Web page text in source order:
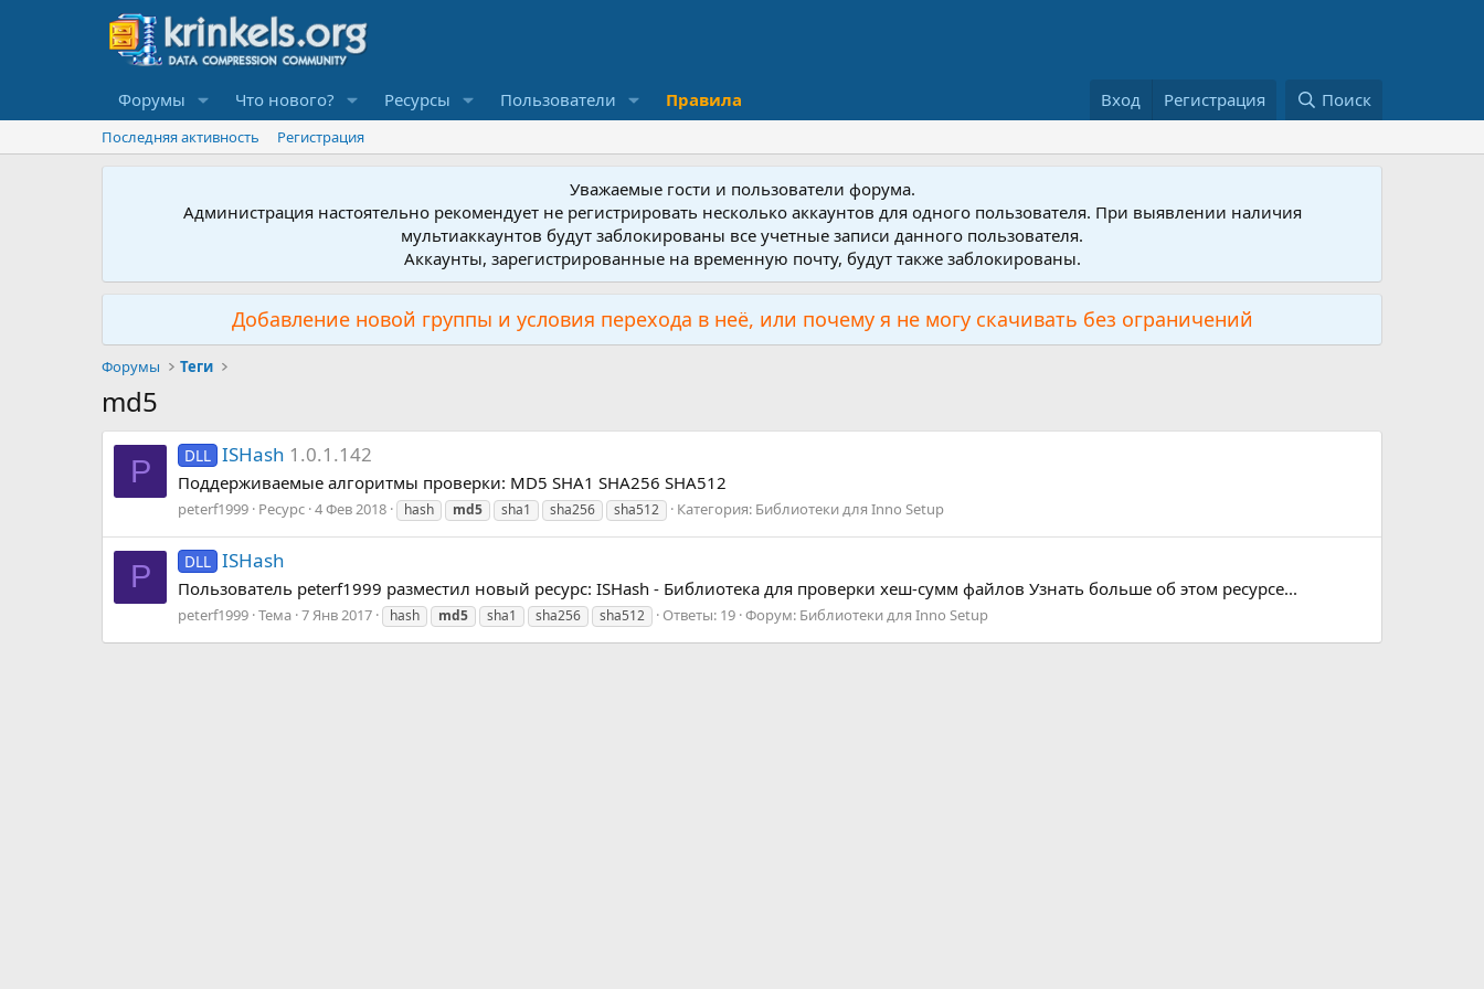
Форумы Что нового? Ресурсы Пользователи Правила Вход Регистрация Поиск
Последняя активность Регистрация
Уважаемые гости и пользователи форума.
Администрация настоятельно рекомендует не регистрировать несколько аккаунтов для одного пользователя. При выявлении наличия
мультиаккаунтов будут заблокированы все учетные записи данного пользователя.
Аккаунты, зарегистрированные на временную почту, будут также заблокированы.
Добавление новой группы и условия перехода в неё, или почему я не могу скачивать без ограничений
Форумы Теги
md5
P DLL ISHash 1.0.1.142
Поддерживаемые алгоритмы проверки: MD5 SHA1 SHA256 SHA512
peterf1999 Ресурс 4 Фев 2018 hash md5 sha1 sha256 sha512 Категория: Библиотеки для Inno Setup
P DLL ISHash
Пользователь peterf1999 разместил новый ресурс: ISHash - Библиотека для проверки хеш-сумм файлов Узнать больше об этом ресурсе...
peterf1999 Тема 7 Янв 2017 hash md5 sha1 sha256 sha512 Ответы: 19 Форум: Библиотеки для Inno Setup